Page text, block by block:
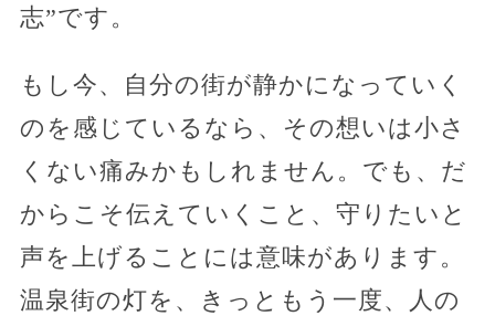
志”です。
もし今、自分の街が静かになっていく
のを感じているなら、その想いは小さ
くない痛みかもしれません。でも、だ
からこそ伝えていくこと、守りたいと
声を上げることには意味があります。
温泉街の灯を、きっともう一度、人の